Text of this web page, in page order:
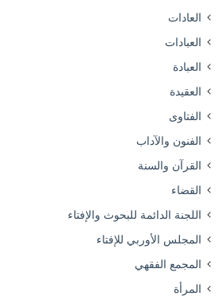
العادات
العبادات
العبادة
العقيدة
الفتاوى
الفنون والآداب
القرآن والسنة
القضاء
اللجنة الدائمة للبحوث والإفتاء
المجلس الأوربي للإفتاء
المجمع الفقهي
المرأة